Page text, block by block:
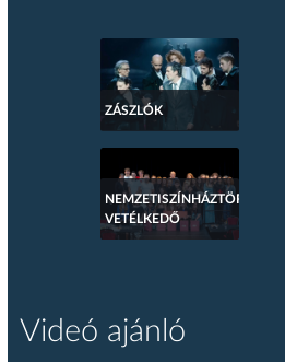
ZÁSZLÓK
NEMZETISZÍNHÁZTÖRTÉNETI
VETÉLKEDŐ
Videó ajánló